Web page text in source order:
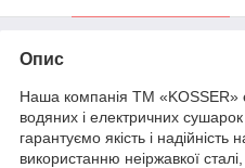
Опис
Наша компанія ТМ «KOSSER»
водяних і електричних
гарантуємо якість і надійність
використанню неіржавкої